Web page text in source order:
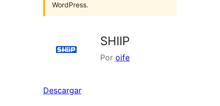
WordPress.
SHIIP
Por oife
Descargar